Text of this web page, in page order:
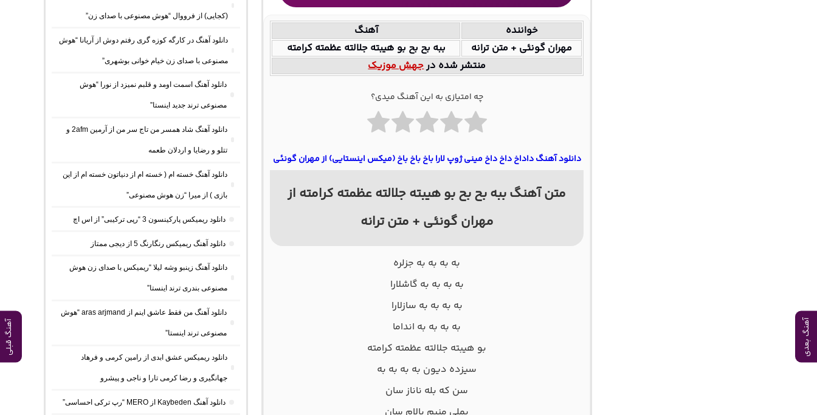
آهنگ بعدی آهنگ قبلی
خواننده
آهنگ
مهران گونئی + متن ترانه
ببه بح بح بو هیبته جلالته عظمته کرامته
منتشر شده درجهش موزیک
چه امتیازی به این آهنگ میدی؟
دانلود آهنگ داداخ داخ داخ مینی ژوپ لارا باخ باخ باخ (میکس اینستایی) از مهران گونئی
متن آهنگ ببه بح بح بو هیبته جلالته عظمته کرامته از
مهران گونئی + متن ترانه
به به به به جزلره
به به به به گاشلارا
به به به به سازلارا
به به به به انداما
بو هیبته جلالته عظمته کرامته
سیزده دیون به به به به
سن که بله ناناز سان
(کجایی) از فرووال “هوش مصنوعی با صدای زن”
دانلود آهنگ در کارگه کوزه گری رفتم دوش از آریانا “هوش
مصنوعی با صدای زن خیام خوانی بوشهری”
دانلود آهنگ اسمت اومد و قلبم نمیزد از نورا “هوش
مصنوعی ترند جدید اینستا”
دانلود آهنگ شاد همسر من تاج سر من از آرمین 2afm و
تتلو و رضایا و اردلان طعمه
دانلود آهنگ خسته ام ( خسته ام از دنیاتون خسته ام از این
بازی ) از میرا “زن هوش مصنوعی”
دانلود ریمیکس پارکینسون 3 “رپی ترکیبی” از اس اچ
دانلود آهنگ ریمیکس رنگارنگ 5 از دیجی ممتاز
دانلود آهنگ زینبو وشه لیلا “ریمیکس با صدای زن هوش
مصنوعی بندری ترند اینستا”
دانلود آهنگ من فقط عاشق اینم از aras arjmand “هوش
مصنوعی ترند اینستا”
دانلود ریمیکس عشق ابدی از رامین کرمی و فرهاد
جهانگیری و رضا کرمی تارا و ناجی و پیشرو
دانلود آهنگ Kaybeden از MERO “رپ ترکی احساسی”